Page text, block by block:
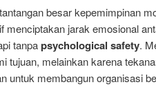
besar kepemimpinan
menciptakan jarak emosional
tanpapsychological safety.
tujuan, melainkan karena
untuk membangun organisasi